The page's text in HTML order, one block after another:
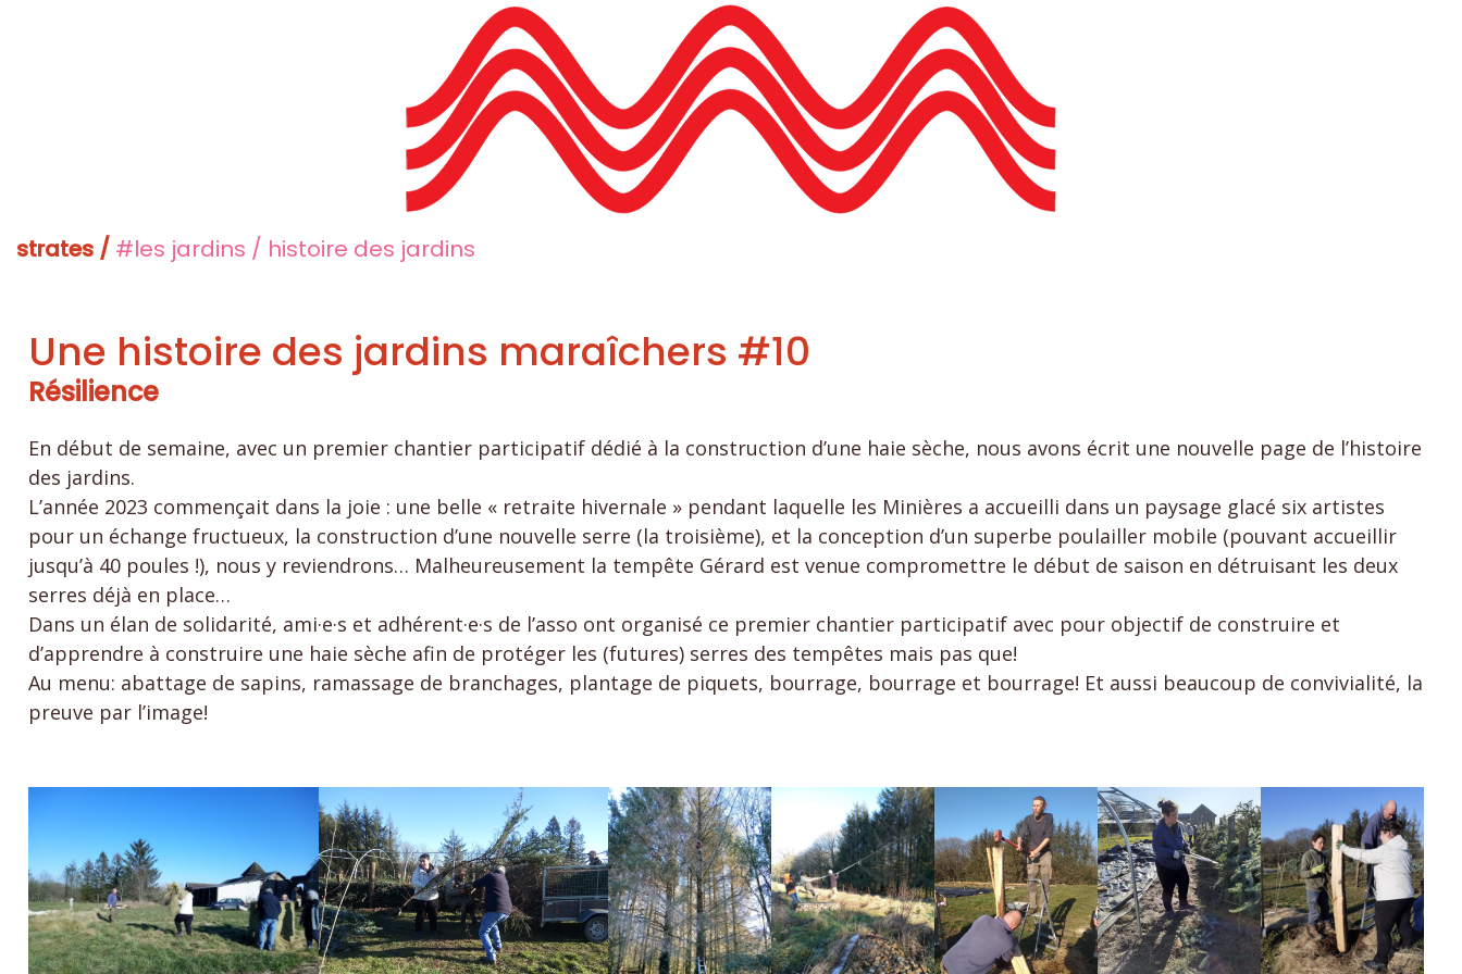
strates / #les jardins / histoire des jardins
Une histoire des jardins maraîchers #10
Résilience
En début de semaine, avec un premier chantier participatif dédié à la construction d’une haie sèche, nous avons écrit une nouvelle page de l’histoire
des jardins.
L’année 2023 commençait dans la joie : une belle « retraite hivernale » pendant laquelle les Minières a accueilli dans un paysage glacé six artistes
pour un échange fructueux, la construction d’une nouvelle serre (la troisième), et la conception d’un superbe poulailler mobile (pouvant accueillir
jusqu’à 40 poules !), nous y reviendrons… Malheureusement la tempête Gérard est venue compromettre le début de saison en détruisant les deux
serres déjà en place…
Dans un élan de solidarité, ami·e·s et adhérent·e·s de l’asso ont organisé ce premier chantier participatif avec pour objectif de construire et
d’apprendre à construire une haie sèche afin de protéger les (futures) serres des tempêtes mais pas que!
Au menu: abattage de sapins, ramassage de branchages, plantage de piquets, bourrage, bourrage et bourrage! Et aussi beaucoup de convivialité, la
preuve par l’image!